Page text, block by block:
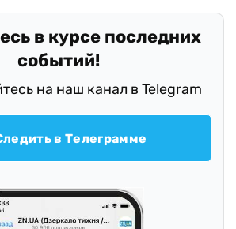
в курсе последних
событий!
на наш канал в Telegram
в Телеграмме